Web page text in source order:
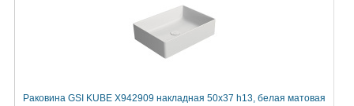
Раковина GSI KUBE X942909 накладная 50x37 h13, белая матовая